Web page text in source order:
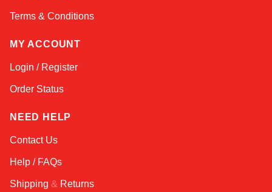
Terms & Conditions
MY ACCOUNT
Login / Register
Order Status
NEED HELP
Contact Us
Help / FAQs
Shipping & Returns